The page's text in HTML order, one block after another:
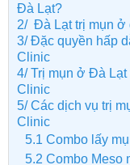
Đà Lạt?
2/ Đà Lạt trị mụn ở
3/ Đặc quyền hấp
Clinic
4/ Trị mụn ở Đà
Clinic
5/ Các dịch vụ trị
Clinic
5.1 Combo lấy
5.2 Combo Meso